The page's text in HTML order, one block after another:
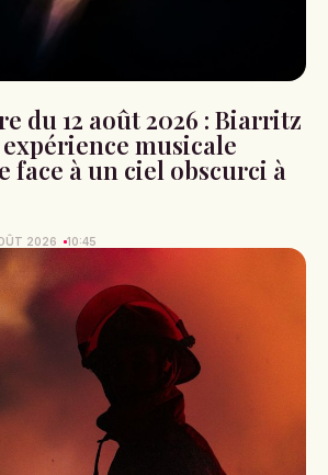
du 12 août 2026 : Biarritz
musicale
face à un ciel obscurci à
2026 10:45